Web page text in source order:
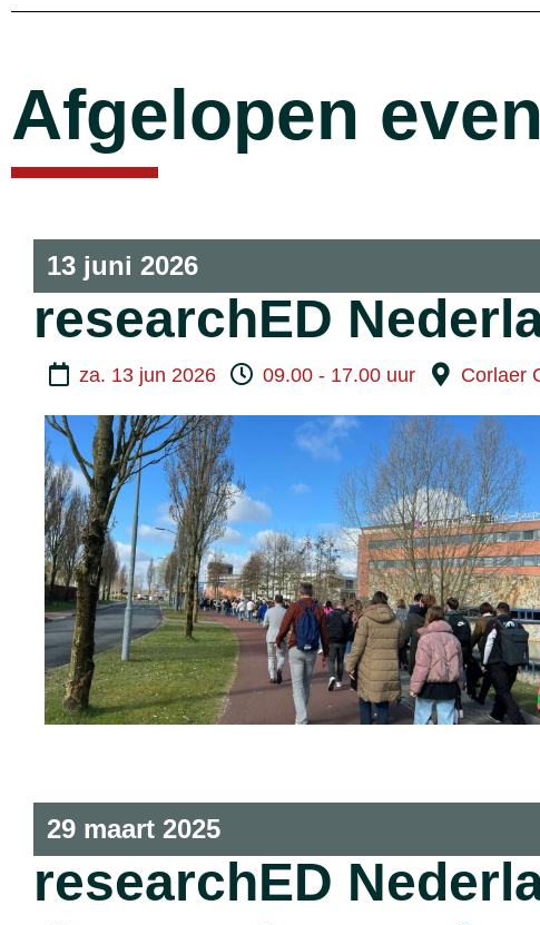
Afgelopen
13 juni 2026
researchED
za. 13 jun 2026 09.00 - 17.00 uur Corlaer
29 maart 2025
researchED